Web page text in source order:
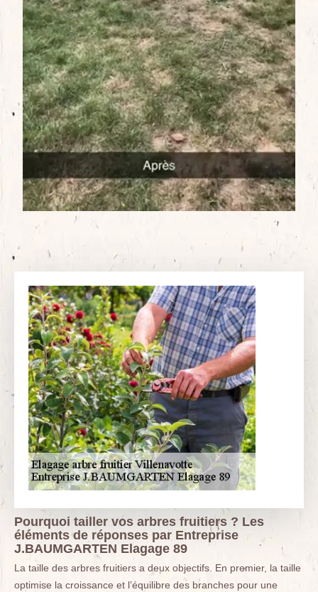
Pourquoi tailler vos arbres fruitiers ? Les
éléments de réponses par Entreprise
J.BAUMGARTEN Elagage 89
La taille des arbres fruitiers a deux objectifs. En premier, la taille
optimise la croissance et l’équilibre des branches pour une